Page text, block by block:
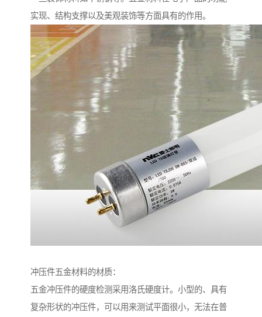
实现、结构支撑以及美观装饰等方面具有的作用。
冲压件五金材料的材质：
五金冲压件的硬度检测采用洛氏硬度计。小型的、具有
复杂形状的冲压件，可以用来测试平面很小，无法在普